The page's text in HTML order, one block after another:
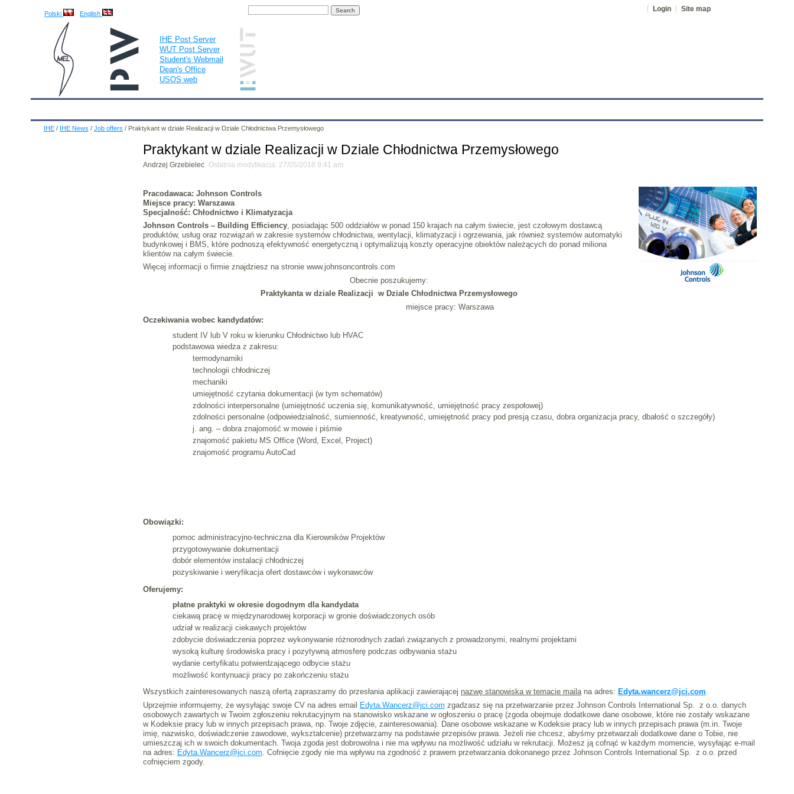
Polski English
Site map
Login
IHE Post Server
WUT Post Server
Student's Webmail
Dean's Office
USOS web
IHE / IHE News / Job offers / Praktykant w dziale Realizacji w Dziale Chłodnictwa Przemysłowego
Praktykant w dziale Realizacji w Dziale Chłodnictwa Przemysłowego
Andrzej Grzebielec Ostatnia modyfikacja: 27/05/2018 9:41 am
Pracodawaca: Johnson Controls
Miejsce pracy: Warszawa
Specjalność: Chłodnictwo i Klimatyzacja
Johnson Controls – Building Efficiency, posiadając 500 oddziałów w ponad 150 krajach na całym świecie, jest czołowym dostawcą
produktów, usług oraz rozwiązań w zakresie systemów chłodnictwa, wentylacji, klimatyzacji i ogrzewania, jak również systemów automatyki
budynkowej i BMS, które podnoszą efektywność energetyczną i optymalizują koszty operacyjne obiektów należących do ponad miliona
klientów na całym świecie.
Więcej informacji o firmie znajdziesz na stronie www.johnsoncontrols.com
Obecnie poszukujemy:
Praktykanta w dziale Realizacji w Dziale Chłodnictwa Przemysłowego
miejsce pracy: Warszawa
Oczekiwania wobec kandydatów:
student IV lub V roku w kierunku Chłodnictwo lub HVAC
podstawowa wiedza z zakresu:
termodynamiki
technologii chłodniczej
mechaniki
umiejętność czytania dokumentacji (w tym schematów)
zdolności interpersonalne (umiejętność uczenia się, komunikatywność, umiejętność pracy zespołowej)
zdolności personalne (odpowiedzialność, sumienność, kreatywność, umiejętność pracy pod presją czasu, dobra organizacja pracy, dbałość o szczegóły)
j. ang. – dobra znajomość w mowie i piśmie
znajomość pakietu MS Office (Word, Excel, Project)
znajomość programu AutoCad
Obowiązki:
pomoc administracyjno-techniczna dla Kierowników Projektów
przygotowywanie dokumentacji
dobór elementów instalacji chłodniczej
pozyskiwanie i weryfikacja ofert dostawców i wykonawców
Oferujemy:
płatne praktyki w okresie dogodnym dla kandydata
ciekawą pracę w międzynarodowej korporacji w gronie doświadczonych osób
udział w realizacji ciekawych projektów
zdobycie doświadczenia poprzez wykonywanie różnorodnych zadań związanych z prowadzonymi, realnymi projektami
wysoką kulturę środowiska pracy i pozytywną atmosferę podczas odbywania stażu
wydanie certyfikatu potwierdzającego odbycie stażu
możliwość kontynuacji pracy po zakończeniu stażu
Wszystkich zainteresowanych naszą ofertą zapraszamy do przesłania aplikacji zawierającej nazwę stanowiska w temacie mailana adres: Edyta.wancerz@jci.com
Uprzejmie informujemy, że wysyłając swoje CV na adres email
Edyta.Wancerz@jci.com zgadzasz się na przetwarzanie przez Johnson Controls International Sp. z o.o. danych
osobowych zawartych w Twoim zgłoszeniu rekrutacyjnym na stanowisko wskazane w ogłoszeniu o pracę (zgoda obejmuje dodatkowe dane osobowe, które nie zostały wskazane
w Kodeksie pracy lub w innych przepisach prawa, np. Twoje zdjęcie, zainteresowania). Dane osobowe wskazane w Kodeksie pracy lub w innych przepisach prawa (m.in. Twoje
imię, nazwisko, doświadczenie zawodowe, wykształcenie) przetwarzamy na podstawie przepisów prawa. Jeżeli nie chcesz, abyśmy przetwarzali dodatkowe dane o Tobie, nie
umieszczaj ich w swoich dokumentach. Twoja zgoda jest dobrowolna i nie ma wpływu na możliwość udziału w rekrutacji. Możesz ją cofnąć w każdym momencie, wysyłając e-mail
na adres: Edyta.Wancerz@jci.com . Cofnięcie zgody nie ma wpływu na zgodność z prawem przetwarzania dokonanego przez Johnson Controls International Sp. z o.o. przed
cofnięciem zgody.